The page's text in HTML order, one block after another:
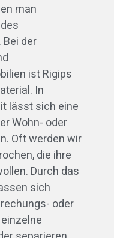
man
der
ist Rigips
In
lässt sich eine
Wohn- oder
Oft werden wir
die ihre
Durch das
sich
oder